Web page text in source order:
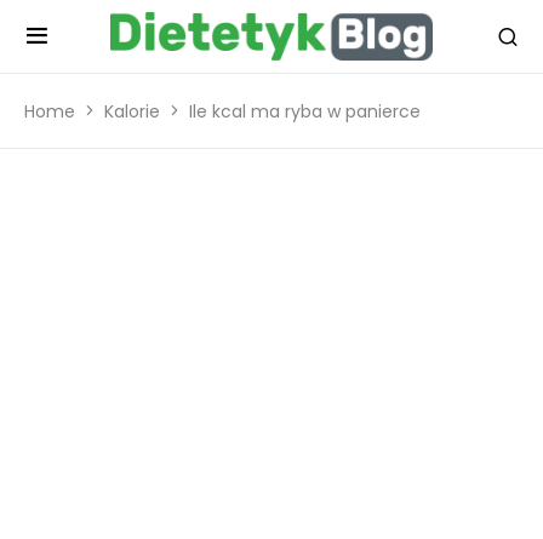
Home Kalorie Ile kcal ma ryba w panierce